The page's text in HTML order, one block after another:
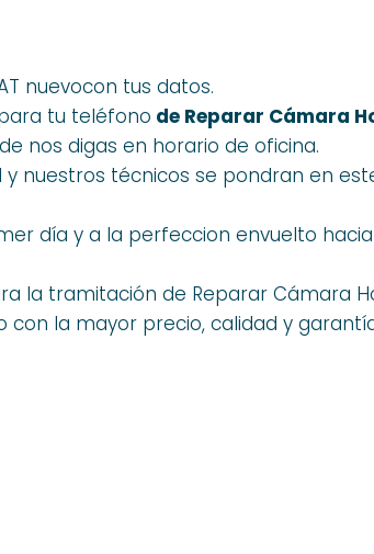
nuevocon tus datos.
tu teléfono de Reparar Cámara
nos digas en horario de oficina.
nuestros técnicos se pondran en
día y a la perfeccion envuelto
la tramitación de Reparar Cámara
la mayor precio, calidad y